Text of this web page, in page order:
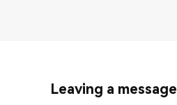
Leaving a message